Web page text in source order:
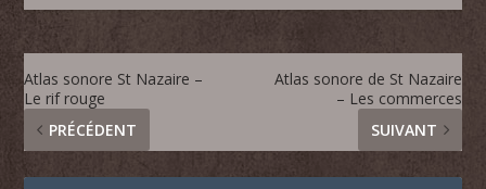
Atlas sonore St Nazaire –
Le rif rouge
PRÉCÉDENT
Atlas sonore de St Nazaire
– Les commerces
SUIVANT